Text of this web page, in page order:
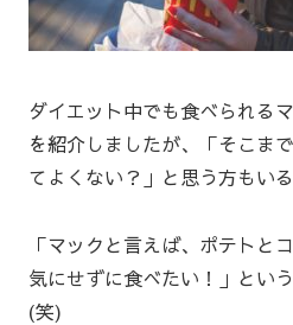
ダイエット中でも食べられる
を紹介しましたが、「そこま
てよくない？」と思う方もい
「マックと言えば、ポテトと
気にせずに食べたい！」とい
(笑)